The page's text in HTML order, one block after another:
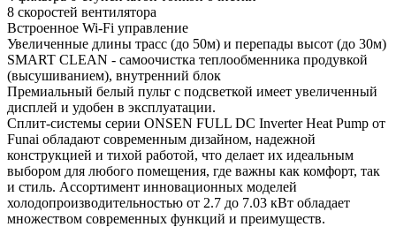
8 скоростей вентилятора
Встроенное Wi-Fi управление
Увеличенные длины трасс (до 50м) и перепады высот (до 30м)
SMART CLEAN - самоочистка теплообменника продувкой
(высушиванием), внутренний блок
Премиальный белый пульт с подсветкой имеет увеличенный
дисплей и удобен в эксплуатации.
Сплит-системы серии ONSEN FULL DC Inverter Heat Pump от
Funai обладают современным дизайном, надежной
конструкцией и тихой работой, что делает их идеальным
выбором для любого помещения, где важны как комфорт, так
и стиль. Ассортимент инновационных моделей
холодопроизводительностью от 2.7 до 7.03 кВт обладает
множеством современных функций и преимуществ.